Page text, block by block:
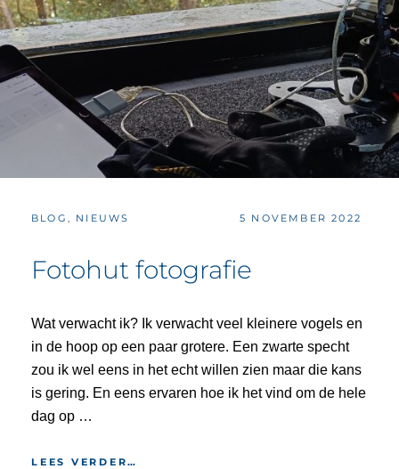
CATEGORIES:
BLOG , NIEUWS
POSTED
5 NOVEMBER 2022
Fotohut fotografie
Wat verwacht ik? Ik verwacht veel kleinere vogels en
in de hoop op een paar grotere. Een zwarte specht
zou ik wel eens in het echt willen zien maar die kans
is gering. En eens ervaren hoe ik het vind om de hele
dag op …
LEES VERDER…